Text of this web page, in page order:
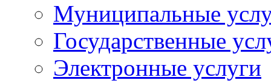
Муниципальные
Государственные
Электронные услуги